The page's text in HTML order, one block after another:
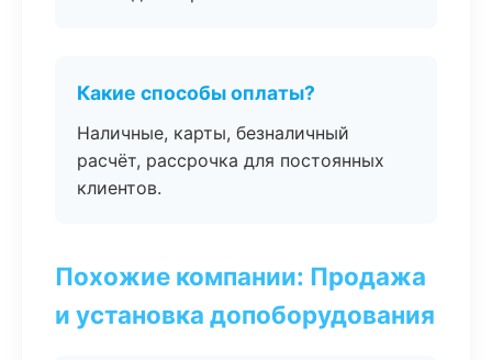
Какие способы оплаты?
Наличные, карты, безналичный
расчёт, рассрочка для постоянных
клиентов.
Похожие компании: Продажа
и установка допоборудования